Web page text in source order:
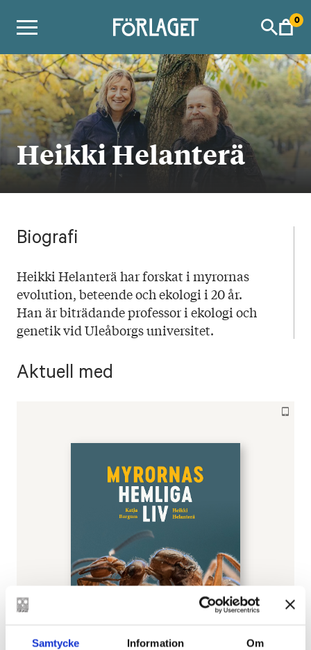
Samtycke Information Om
0
Heikki Helanterä
Biografi
Heikki Helanterä har forskat i myrornas
evolution, beteende och ekologi i 20 år.
Han är biträdande professor i ekologi och
genetik vid Uleåborgs universitet.
Aktuell med